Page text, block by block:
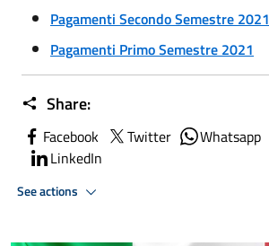
Pagamenti Secondo Semestre 2021
Pagamenti Primo Semestre 2021
Share:
Facebook Twitter Whatsapp
LinkedIn
See actions